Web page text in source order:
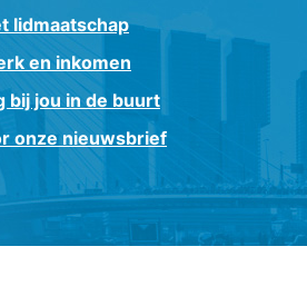
lidmaatschap
en inkomen
bij jou in de buurt
onze nieuwsbrief